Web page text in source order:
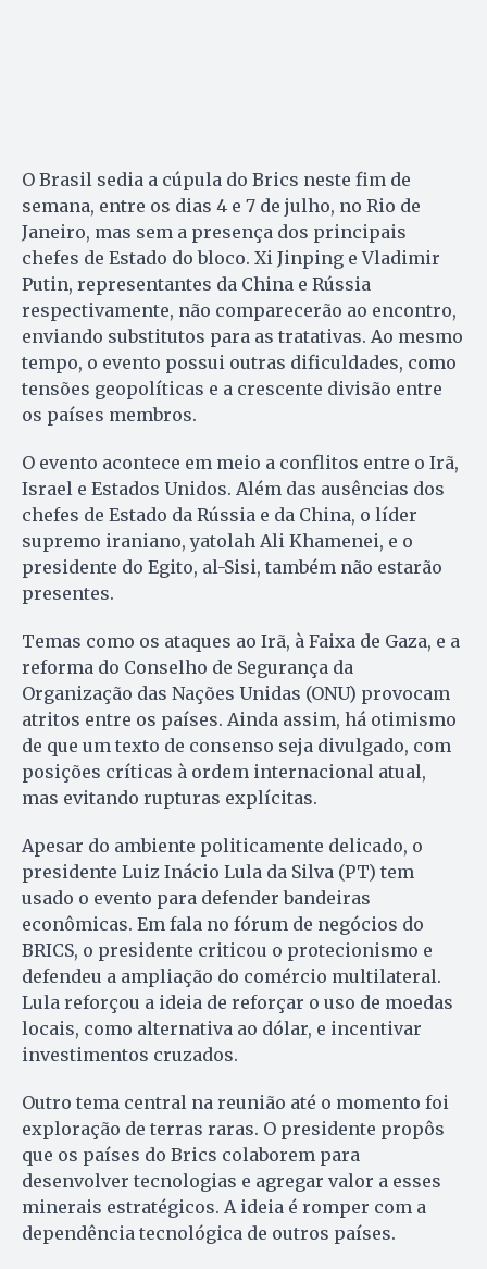
O Brasil sedia a cúpula do Brics neste fim de
semana, entre os dias 4 e 7 de julho, no Rio de
Janeiro, mas sem a presença dos principais
chefes de Estado do bloco. Xi Jinping e Vladimir
Putin, representantes da China e Rússia
respectivamente, não comparecerão ao encontro,
enviando substitutos para as tratativas. Ao mesmo
tempo, o evento possui outras dificuldades, como
tensões geopolíticas e a crescente divisão entre
os países membros.
O evento acontece em meio a conflitos entre o Irã,
Israel e Estados Unidos. Além das ausências dos
chefes de Estado da Rússia e da China, o líder
supremo iraniano, yatolah Ali Khamenei, e o
presidente do Egito, al-Sisi, também não estarão
presentes.
Temas como os ataques ao Irã, à Faixa de Gaza, e a
reforma do Conselho de Segurança da
Organização das Nações Unidas (ONU) provocam
atritos entre os países. Ainda assim, há otimismo
de que um texto de consenso seja divulgado, com
posições críticas à ordem internacional atual,
mas evitando rupturas explícitas.
Apesar do ambiente politicamente delicado, o
presidente Luiz Inácio Lula da Silva (PT) tem
usado o evento para defender bandeiras
econômicas. Em fala no fórum de negócios do
BRICS, o presidente criticou o protecionismo e
defendeu a ampliação do comércio multilateral.
Lula reforçou a ideia de reforçar o uso de moedas
locais, como alternativa ao dólar, e incentivar
investimentos cruzados.
Outro tema central na reunião até o momento foi
exploração de terras raras. O presidente propôs
que os países do Brics colaborem para
desenvolver tecnologias e agregar valor a esses
minerais estratégicos. A ideia é romper com a
dependência tecnológica de outros países.